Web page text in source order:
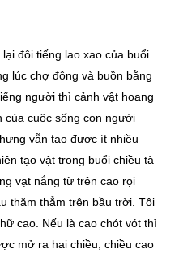
đôi tiếng lao xao của buổi
lúc chợ đông và buồn bằng
người thì cảnh vật hoang
của cuộc sống con người
vẫn tạo được ít nhiều
tạo vật trong buổi chiều tà
vạt nắng từ trên cao rọi
thăm thẳm trên bầu trời. Tôi
cao. Nếu là cao chót vót thì
mở ra hai chiều, chiều cao